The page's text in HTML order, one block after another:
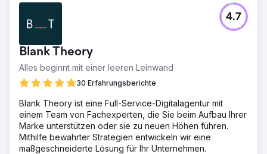
Blank Theory
Alles beginnt mit einer leeren Leinwand
30 Erfahrungsberichte
4.7
Blank Theory ist eine Full-Service-Digitalagentur mit
einem Team von Fachexperten, die Sie beim Aufbau Ihrer
Marke unterstützen oder sie zu neuen Höhen führen.
Mithilfe bewährter Strategien entwickeln wir eine
maßgeschneiderte Lösung für Ihr Unternehmen.